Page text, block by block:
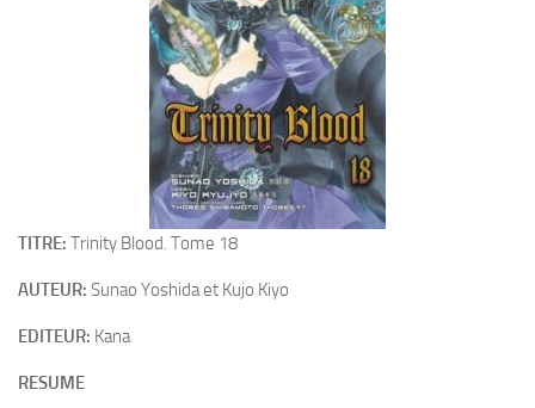
TITRE: Trinity Blood. Tome 18
AUTEUR: Sunao Yoshida et Kujo Kiyo
EDITEUR: Kana
RESUME